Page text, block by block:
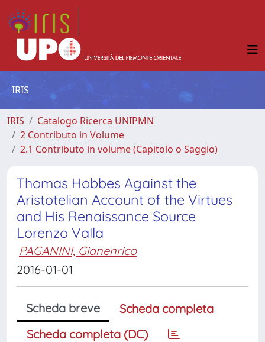
IRIS
IRIS
Catalogo Ricerca UNIPMN
2 Contributo in Volume
2.1 Contributo in volume (Capitolo o Saggio)
Thomas Hobbes Against the
Aristotelian Account of the Virtues
and His Renaissance Source
Lorenzo Valla
PAGANINI, Gianenrico
2016-01-01
Scheda breve
Scheda completa
Scheda completa (DC)